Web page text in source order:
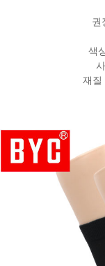
권
색
재질